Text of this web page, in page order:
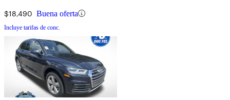
$18,490 Buena oferta
Incluye tarifas de conc.